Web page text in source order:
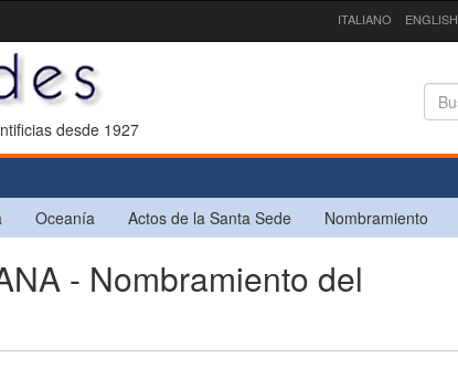
ITALIANO ENGLISH
desde 1927
Oceanía Actos de la Santa Sede Nombramiento
- Nombramiento del